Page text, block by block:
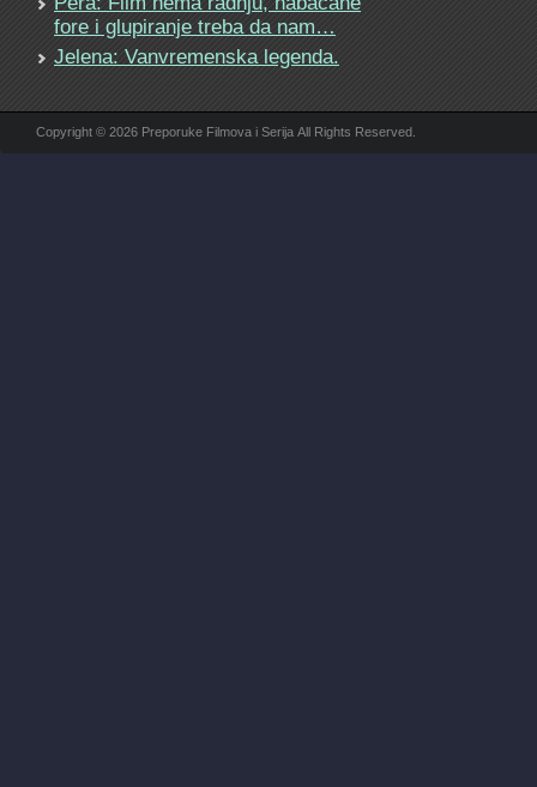
fore i glupiranje treba da nam…
Jelena: Vanvremenska legenda.
Copyright © 2026 Preporuke Filmova i Serija All Rights Reserved.